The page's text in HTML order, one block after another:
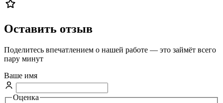
Оставить отзыв
Поделитесь впечатлением о нашей работе — это займёт всего
пару минут
Ваше имя
Оценка